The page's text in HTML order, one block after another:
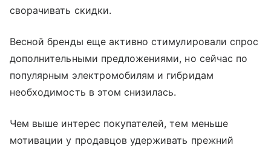
сворачивать скидки.
Весной бренды еще активно стимулировали спрос
дополнительными предложениями, но сейчас по
популярным электромобилям и гибридам
необходимость в этом снизилась.
Чем выше интерес покупателей, тем меньше
мотивации у продавцов удерживать прежний